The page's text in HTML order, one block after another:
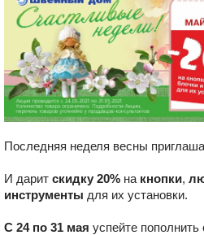
Последняя неделя весны
И дарит скидку 20% на кнопки,
инструменты для их установки.
С 24 по 31 мая успейте